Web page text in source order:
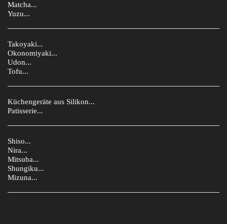
Matcha...
Yuzu...
Takoyaki...
Okonomiyaki...
Udon...
Tofu...
Küchengeräte aus Silikon...
Patisserie...
Shiso...
Nira...
Mitsuba...
Shungiku...
Mizuna...